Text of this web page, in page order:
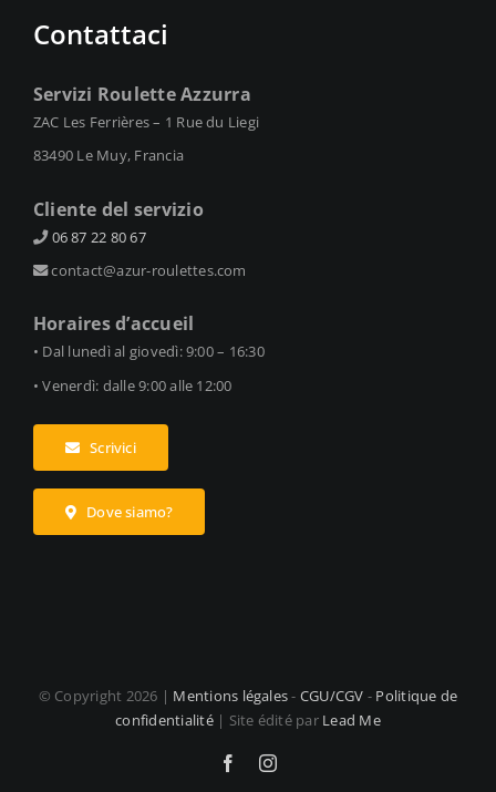
Contattaci
Servizi Roulette Azzurra
ZAC Les Ferrières – 1 Rue du Liegi
83490 Le Muy, Francia
Cliente del servizio
06 87 22 80 67
contact@azur-roulettes.com
Horaires d’accueil
• Dal lunedì al giovedì: 9:00 – 16:30
• Venerdì: dalle 9:00 alle 12:00
Scrivici
Dove siamo?
© Copyright 2026 | Mentions légales- CGU/CGV - Politique de
confidentialité| Site édité par Lead Me
FacebookInstagram